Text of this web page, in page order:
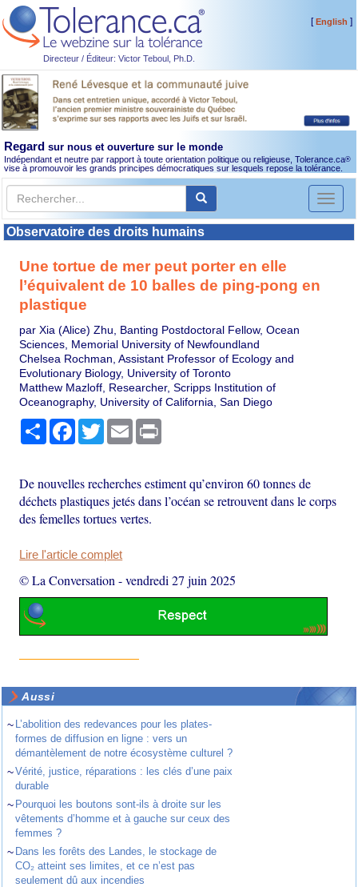
Directeur / Éditeur: Victor Teboul, Ph.D.
[English ]
Regard sur nous et ouverture sur le monde
Indépendant et neutre par rapport à toute orientation politique ou religieuse, Tolerance.ca®
vise à promouvoir les grands principes démocratiques sur lesquels repose la tolérance.
Toggle
Observatoire des droits humains
Une tortue de mer peut porter en elle
l’équivalent de 10 balles de ping-pong en
plastique
par Xia (Alice) Zhu, Banting Postdoctoral Fellow, Ocean
Sciences, Memorial University of Newfoundland
Chelsea Rochman, Assistant Professor of Ecology and
Evolutionary Biology, University of Toronto
Matthew Mazloff, Researcher, Scripps Institution of
Oceanography, University of California, San Diego
PartagerFacebook
TwitterEmail
De nouvelles recherches estiment qu’environ 60 tonnes de
déchets plastiques jetés dans l’océan se retrouvent dans le corps
des femelles tortues vertes.
Lire l'article complet
© La Conversation -vendredi 27 juin 2025
Aussi
~ L’abolition des redevances pour les plates-
formes de diffusion en ligne : vers un
démantèlement de notre écosystème culturel ?
~Vérité, justice, réparations : les clés d’une paix
durable
~ Pourquoi les boutons sont-ils à droite sur les
vêtements d’homme et à gauche sur ceux des
femmes ?
~ Dans les forêts des Landes, le stockage de
CO₂ atteint ses limites, et ce n’est pas
seulement dû aux incendies